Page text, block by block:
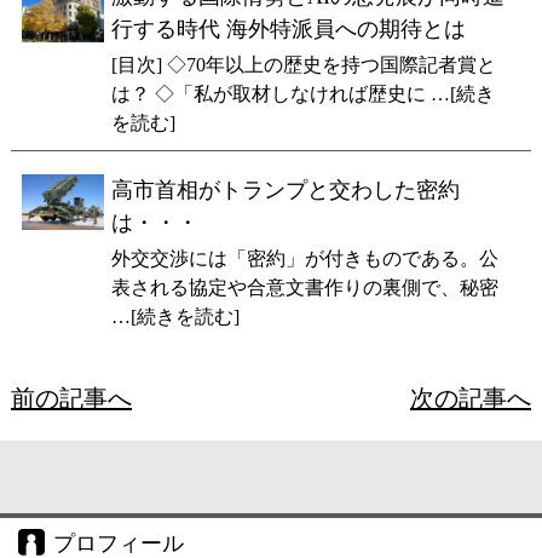
行する時代 海外特派員への期待とは
[目次] ◇70年以上の歴史を持つ国際記者賞と
は？ ◇「私が取材しなければ歴史に …[続き
を読む]
高市首相がトランプと交わした密約
は・・・
外交交渉には「密約」が付きものである。公
表される協定や合意文書作りの裏側で、秘密
…[続きを読む]
前の記事へ 次の記事へ
プロフィール